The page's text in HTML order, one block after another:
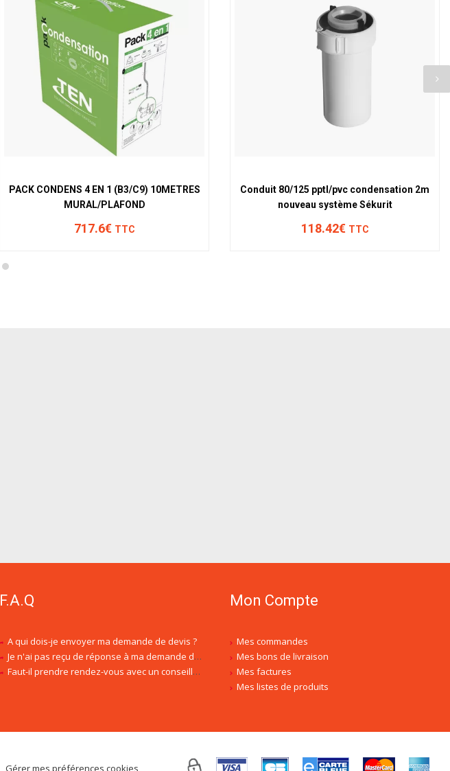
PACK CONDENS 4 EN 1 (B3/C9) 10METRES
MURAL/PLAFOND
717.6€ TTC
Conduit 80/125 pptl/pvc condensation 2m
nouveau système Sékurit
118.42€ TTC
F.A.Q
A qui dois-je envoyer ma demande de devis ?
Je n'ai pas reçu de réponse à ma demande de devis, est-ce normal ?
Faut-il prendre rendez-vous avec un conseiller spécialisé ?
Mon Compte
Mes commandes
Mes bons de livraison
Mes factures
Mes listes de produits
Gérer mes préférences cookies